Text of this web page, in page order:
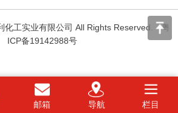
化工实业有限公司 All Rights Reserved.粤
ICP备19142988号
邮箱 导航 栏目